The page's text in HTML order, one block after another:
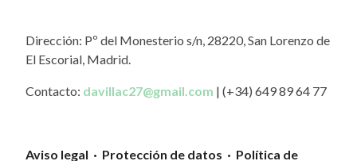
Dirección: Pº del Monesterio s/n, 28220, San Lorenzo de
El Escorial, Madrid.
Contacto: davillac27@gmail.com | (+34) 649 89 64 77
Aviso legal · Protección de datos · Política de